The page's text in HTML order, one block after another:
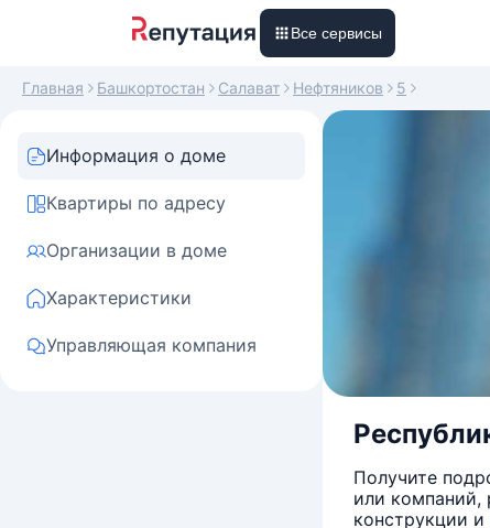
Все сервисы
Главная Башкортостан Салават Нефтяников 5
Информация о доме
Квартиры по адресу
Организации в доме
Характеристики
Управляющая компания
Получите
или компаний,
конструкции